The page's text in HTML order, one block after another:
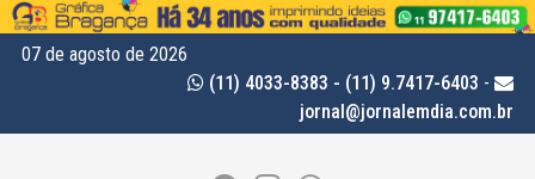
07 de agosto de 2026
(11) 4033-8383 - (11) 9.7417-6403 -
jornal@jornalemdia.com.br